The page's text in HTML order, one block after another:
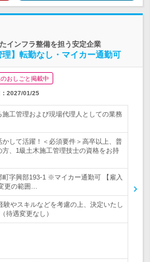
インフラ整備を担う安定企業
】転勤なし・マイカー通勤可
おしごと掲載中
2027/01/25
工管理および現場代理人としての業務
かして活躍！＜必須要件＞高卒以上、普
、1級土木施工管理技士の資格をお持
町字興部193-1 ※マイカー通勤可 【雇入
更の範囲…
やスキルなどを考慮の上、決定いたし
待遇変更なし）